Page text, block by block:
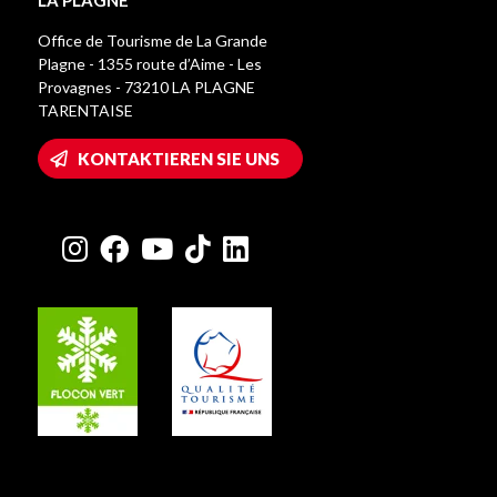
Office de Tourisme de La Grande
Plagne - 1355 route d’Aime - Les
Provagnes - 73210 LA PLAGNE
TARENTAISE
KONTAKTIEREN SIE UNS